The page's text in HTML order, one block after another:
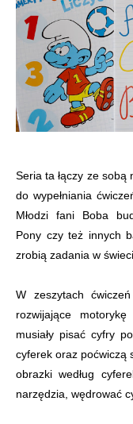
Seria ta łączy ze
do wypełniania
Młodzi fani Boba
Pony czy też innych
zrobią zadania w
W zeszytach
rozwijające
musiały pisać cyfry
cyferek oraz poćwiczą
obrazki według
narzędzia, wędrować